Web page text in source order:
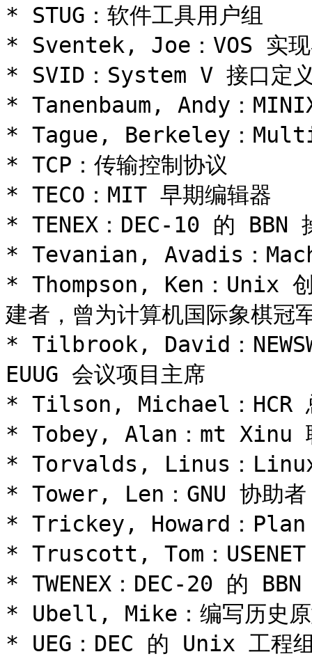
* STUG：软件工具用户组
* Sventek, Joe：VOS 实现
* SVID：System V 接口定
* Tanenbaum, Andy：
* Tague, Berkeley：
* TCP：传输控制协议
* TECO：MIT 早期编辑器
* TENEX：DEC-10 的 BBN
* Tevanian, Avadis：
* Thompson, Ken：Unix
建者，曾为计算机国际象棋冠
* Tilbrook, David：
EUUG 会议项目主席
* Tilson, Michael：HCR
* Tobey, Alan：mt Xinu
* Torvalds, Linus：
* Tower, Len：GNU 协助者
* Trickey, Howard：Plan
* Truscott, Tom：USENET
* TWENEX：DEC-20 的
* Ubell, Mike：编写历史
* UEG：DEC 的 Unix 工程